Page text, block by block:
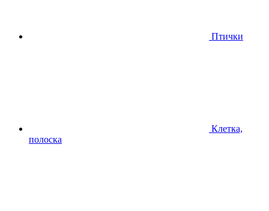
Птички
Клетка,
полоска